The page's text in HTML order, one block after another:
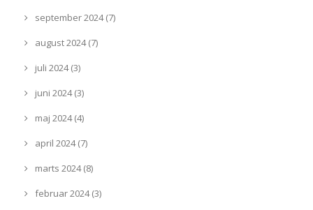
september 2024 (7)
august 2024 (7)
juli 2024 (3)
juni 2024 (3)
maj 2024 (4)
april 2024 (7)
marts 2024 (8)
februar 2024 (3)